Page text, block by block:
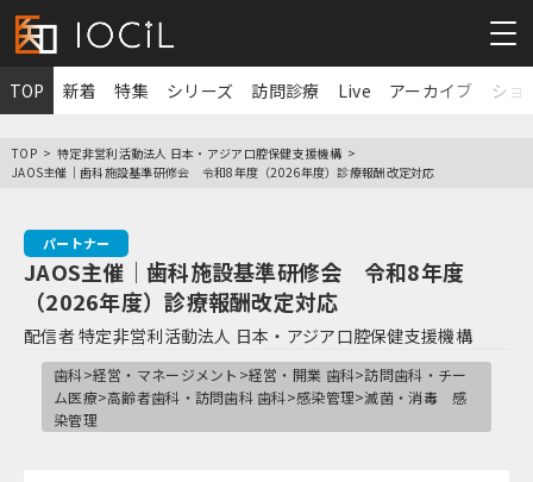
TOP 新着 特集 シリーズ 訪問診療 Live アーカイブ ショ
TOP
特定非営利活動法人 日本・アジア口腔保健支援機構
JAOS主催｜歯科施設基準研修会 令和8年度（2026年度）診療報酬改定対応
パートナー
JAOS主催｜歯科施設基準研修会 令和8年度
（2026年度）診療報酬改定対応
配信者特定非営利活動法人 日本・アジア口腔保健支援機構
歯科>経営・マネージメント>経営・開業 歯科>訪問歯科・チー
ム医療>高齢者歯科・訪問歯科 歯科>感染管理>滅菌・消毒 感
染管理